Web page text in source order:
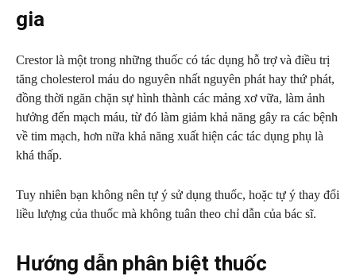
gia
Crestor là một trong những thuốc có tác dụng hỗ trợ và điều trị
tăng cholesterol máu do nguyên nhất nguyên phát hay thứ phát,
đồng thời ngăn chặn sự hình thành các mảng xơ vữa, làm ảnh
hưởng đến mạch máu, từ đó làm giảm khả năng gây ra các bệnh
về tim mạch, hơn nữa khả năng xuất hiện các tác dụng phụ là
khá thấp.
Tuy nhiên bạn không nên tự ý sử dụng thuốc, hoặc tự ý thay đổi
liều lượng của thuốc mà không tuân theo chỉ dẫn của bác sĩ.
Hướng dẫn phân biệt thuốc